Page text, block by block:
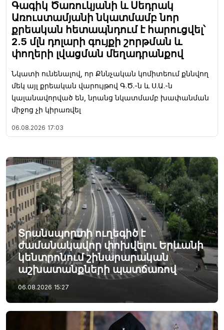
Գագիկ Ծառուկյանի և Սեդրակ
Առուստամյանի նկատմամբ նոր
քրեական հետապնդում է հարուցվել՝
2.5 մլն դոլարի գույքի շորթման և
փողերի լվացման մեղադրանքով
Նկատի ունենալով, որ Քննչական կոմիտեում քննվող
մեկ այլ քրեական վարույթով Գ.Ծ.-ն և Ս.Ա.-ն
կալանավորված են, նրանց նկատմամբ խափանման
միջոց չի կիրառվել
06.08.2026 17:03
Տրանսպորտի ուղեգիծ է
ժամանակավոր փոխվելու Երևանի
կենտրոնում շինարարական
աշխատանքների պատճառով
06.08.2026 15:27